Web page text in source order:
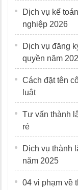
Dịch vụ kế
nghiệp 2026
Dịch vụ đăng
quyền năm
Cách đặt tên
luật
Tư vấn thành
rẻ
Dịch vụ thành
năm 2025
04 vi phạm về